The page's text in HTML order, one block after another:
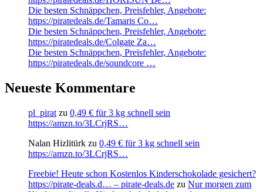
Die besten Schnäppchen, Preisfehler, Angebote:
https://piratedeals.de/Tamaris Co…
Die besten Schnäppchen, Preisfehler, Angebote:
https://piratedeals.de/Colgate Za…
Die besten Schnäppchen, Preisfehler, Angebote:
https://piratedeals.de/soundcore …
Neueste Kommentare
pl_pirat zu 0,49 € für 3 kg schnell sein
https://amzn.to/3LCrjRS…
Nalan Hizlitürk zu 0,49 € für 3 kg schnell sein
https://amzn.to/3LCrjRS…
Freebie! Heute schon Kostenlos Kinderschokolade gesichert?
https://pirate-deals.d… – pirate-deals.de zu Nur morgen zum